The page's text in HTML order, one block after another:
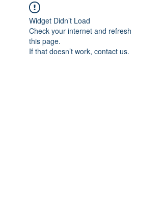
Widget Didn’t Load
Check your internet and refresh
this page.
If that doesn’t work, contact us.